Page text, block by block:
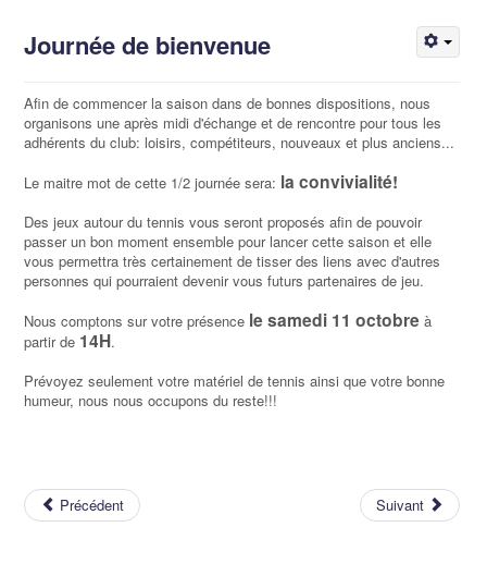
Journée de bienvenue
Afin de commencer la saison dans de bonnes dispositions, nous
organisons une après midi d'échange et de rencontre pour tous les
adhérents du club: loisirs, compétiteurs, nouveaux et plus anciens...
Le maitre mot de cette 1/2 journée sera: la convivialité!
Des jeux autour du tennis vous seront proposés afin de pouvoir
passer un bon moment ensemble pour lancer cette saison et elle
vous permettra très certainement de tisser des liens avec d'autres
personnes qui pourraient devenir vous futurs partenaires de jeu.
Nous comptons sur votre présence le samedi 11 octobre à
partir de 14H.
Prévoyez seulement votre matériel de tennis ainsi que votre bonne
humeur, nous nous occupons du reste!!!
Précédent Suivant